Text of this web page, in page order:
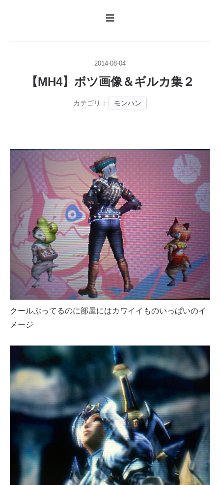
☰
2014-08-04
【MH4】ボツ画像＆ギルカ集２
モンハン
クールぶってるのに部屋にはカワイイものいっぱいのイ
メージ